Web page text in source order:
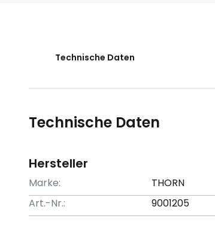
Technische Daten
Technische Daten
Hersteller
Marke:
THORN
Art.-Nr.:
9001205